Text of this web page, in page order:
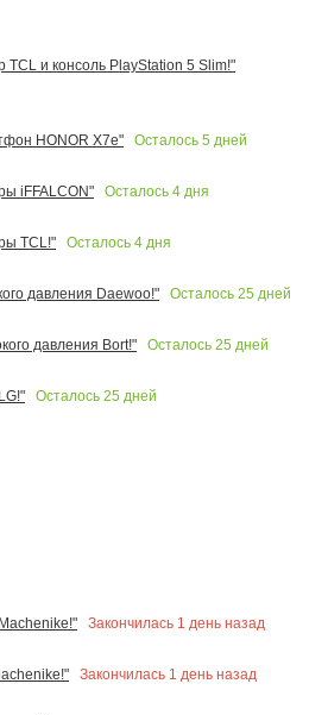
TCL и консоль PlayStation 5 Slim!"
HONOR X7e"
Осталось 5 дней
iFFALCON"
Осталось 4 дня
TCL!"
Осталось 4 дня
давления Daewoo!"
Осталось 25 дней
давления Bort!"
Осталось 25 дней
Осталось 25 дней
Закончилась 1 день назад
Закончилась 1 день назад